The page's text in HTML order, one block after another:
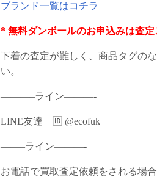
ブランド一覧はコチラ
* 無料ダンボールのお申込みは査
下着の査定が難しく、商品タグの
い。
———–ライン———-
LINE友達 🆔 @ecofuk
——–ライン———-
お電話で買取査定依頼をされる場